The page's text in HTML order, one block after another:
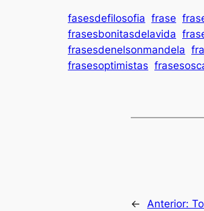
fasesdefilosofia frase
frasesbonitasdelavida
frasesdenelsonmandela
frasesoptimistas
← Anterior: